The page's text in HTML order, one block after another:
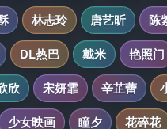
林志玲 唐艺昕
陈
DL热巴 戴米 艳照门
欣 宋妍霏 辛芷蕾
少女映画 瞳夕 花碎花